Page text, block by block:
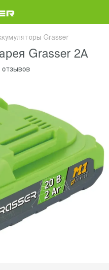
Grasser
Grasser 2А
отзывов